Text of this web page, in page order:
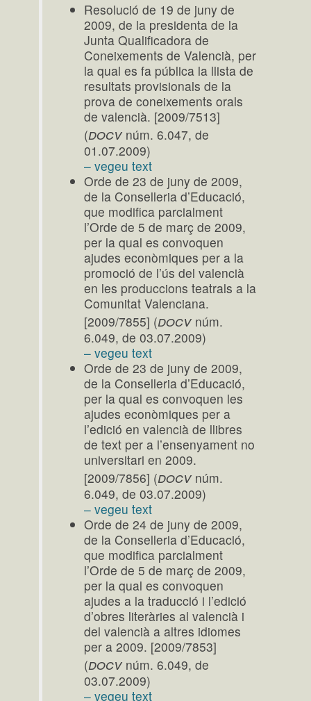
Resolució de 19 de juny de
2009, de la presidenta de la
Junta Qualificadora de
Coneixements de Valencià, per
la qual es fa pública la llista de
resultats provisionals de la
prova de coneixements orals
de valencià. [2009/7513]
(docv núm. 6.047, de
01.07.2009)
– vegeu text
Orde de 23 de juny de 2009,
de la Conselleria d’Educació,
que modifica parcialment
l’Orde de 5 de març de 2009,
per la qual es convoquen
ajudes econòmiques per a la
promoció de l’ús del valencià
en les produccions teatrals a la
Comunitat Valenciana.
[2009/7855] (docv núm.
6.049, de 03.07.2009)
– vegeu text
Orde de 23 de juny de 2009,
de la Conselleria d’Educació,
per la qual es convoquen les
ajudes econòmiques per a
l’edició en valencià de llibres
de text per a l’ensenyament no
universitari en 2009.
[2009/7856] (docv núm.
6.049, de 03.07.2009)
– vegeu text
Orde de 24 de juny de 2009,
de la Conselleria d’Educació,
que modifica parcialment
l’Orde de 5 de març de 2009,
per la qual es convoquen
ajudes a la traducció i l’edició
d’obres literàries al valencià i
del valencià a altres idiomes
per a 2009. [2009/7853]
(docv núm. 6.049, de
03.07.2009)
– vegeu text